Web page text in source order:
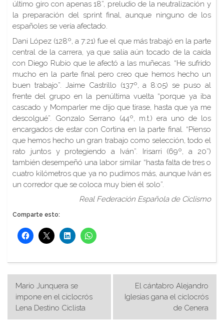
último giro con apenas 18”, preludio de la neutralización y
la preparación del sprint final, aunque ninguno de los
españoles se vería afectado.
Dani López (128º, a 7:21) fue el que más trabajó en la parte
central de la carrera, ya que salía aún tocado de la caída
con Diego Rubio que le afectó a las muñecas. “He sufrido
mucho en la parte final pero creo que hemos hecho un
buen trabajo”. Jaime Castrillo (137º, a 8:05) se puso al
frente del grupo en la penúltima vuelta “porque ya iba
cascado y Momparler me dijo que tirase, hasta que ya me
descolgué”. Gonzalo Serrano (44º, m.t.) era uno de los
encargados de estar con Cortina en la parte final. “Pienso
que hemos hecho un gran trabajo como selección, todo el
rato juntos y protegiendo a Iván”. Irisarri (69º, a 20”)
también desempeñó una labor similar “hasta falta de tres o
cuatro kilómetros que ya no pudimos más, aunque Iván es
un corredor que se coloca muy bien él solo”.
Real Federación Española de Ciclismo
Comparte esto:
Navegación
de
entradas
Mario Junquera se
impone en el ciclocrós
Lena Destino Ciclista
El cántabro Alejandro
Iglesias gana el ciclocrós
de Cenera